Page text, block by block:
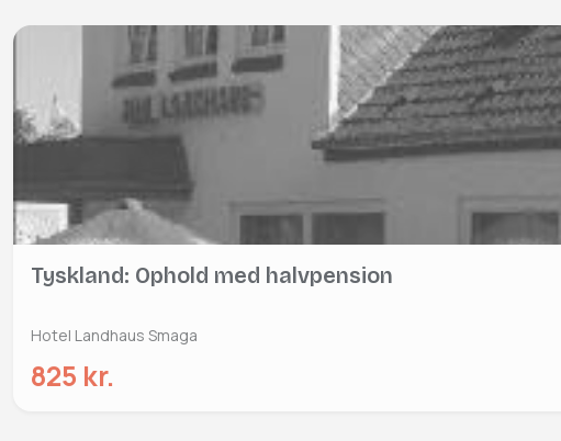
Tyskland: Ophold med halvpension
Hotel Landhaus Smaga
825 kr.